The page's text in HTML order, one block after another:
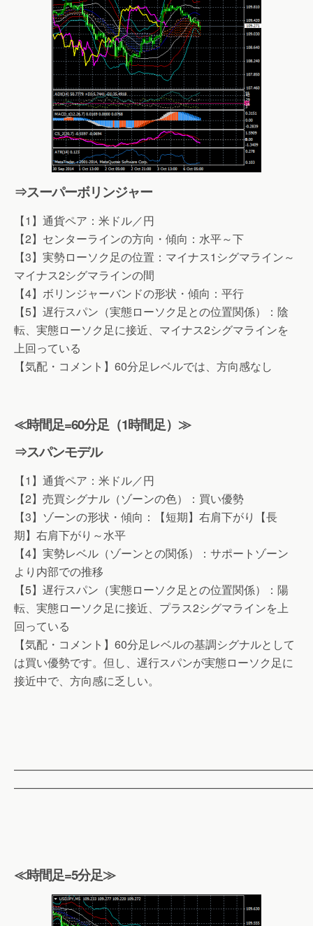
⇒スーパーボリンジャー
【1】通貨ペア：米ドル／円
【2】センターラインの方向・傾向：水平～下
【3】実勢ローソク足の位置：マイナス1シグマライン～
マイナス2シグマラインの間
【4】ボリンジャーバンドの形状・傾向：平行
【5】遅行スパン（実態ローソク足との位置関係）：陰
転、実態ローソク足に接近、マイナス2シグマラインを
上回っている
【気配・コメント】60分足レベルでは、方向感なし
≪時間足=60分足（1時間足）≫
⇒スパンモデル
【1】通貨ペア：米ドル／円
【2】売買シグナル（ゾーンの色）：買い優勢
【3】ゾーンの形状・傾向：【短期】右肩下がり【長
期】右肩下がり～水平
【4】実勢レベル（ゾーンとの関係）：サポートゾーン
より内部での推移
【5】遅行スパン（実態ローソク足との位置関係）：陽
転、実態ローソク足に接近、プラス2シグマラインを上
回っている
【気配・コメント】60分足レベルの基調シグナルとして
は買い優勢です。但し、遅行スパンが実態ローソク足に
接近中で、方向感に乏しい。
≪時間足=5分足≫